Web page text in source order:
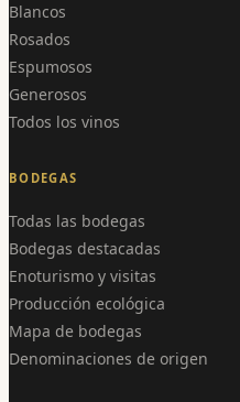
Blancos
Rosados
Espumosos
Generosos
Todos los vinos
BODEGAS
Todas las bodegas
Bodegas destacadas
Enoturismo y visitas
Producción ecológica
Mapa de bodegas
Denominaciones de origen